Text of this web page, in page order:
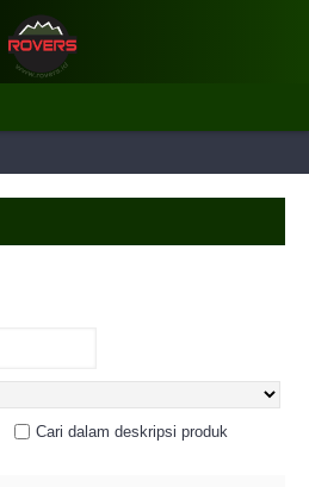
Cari dalam deskripsi produk